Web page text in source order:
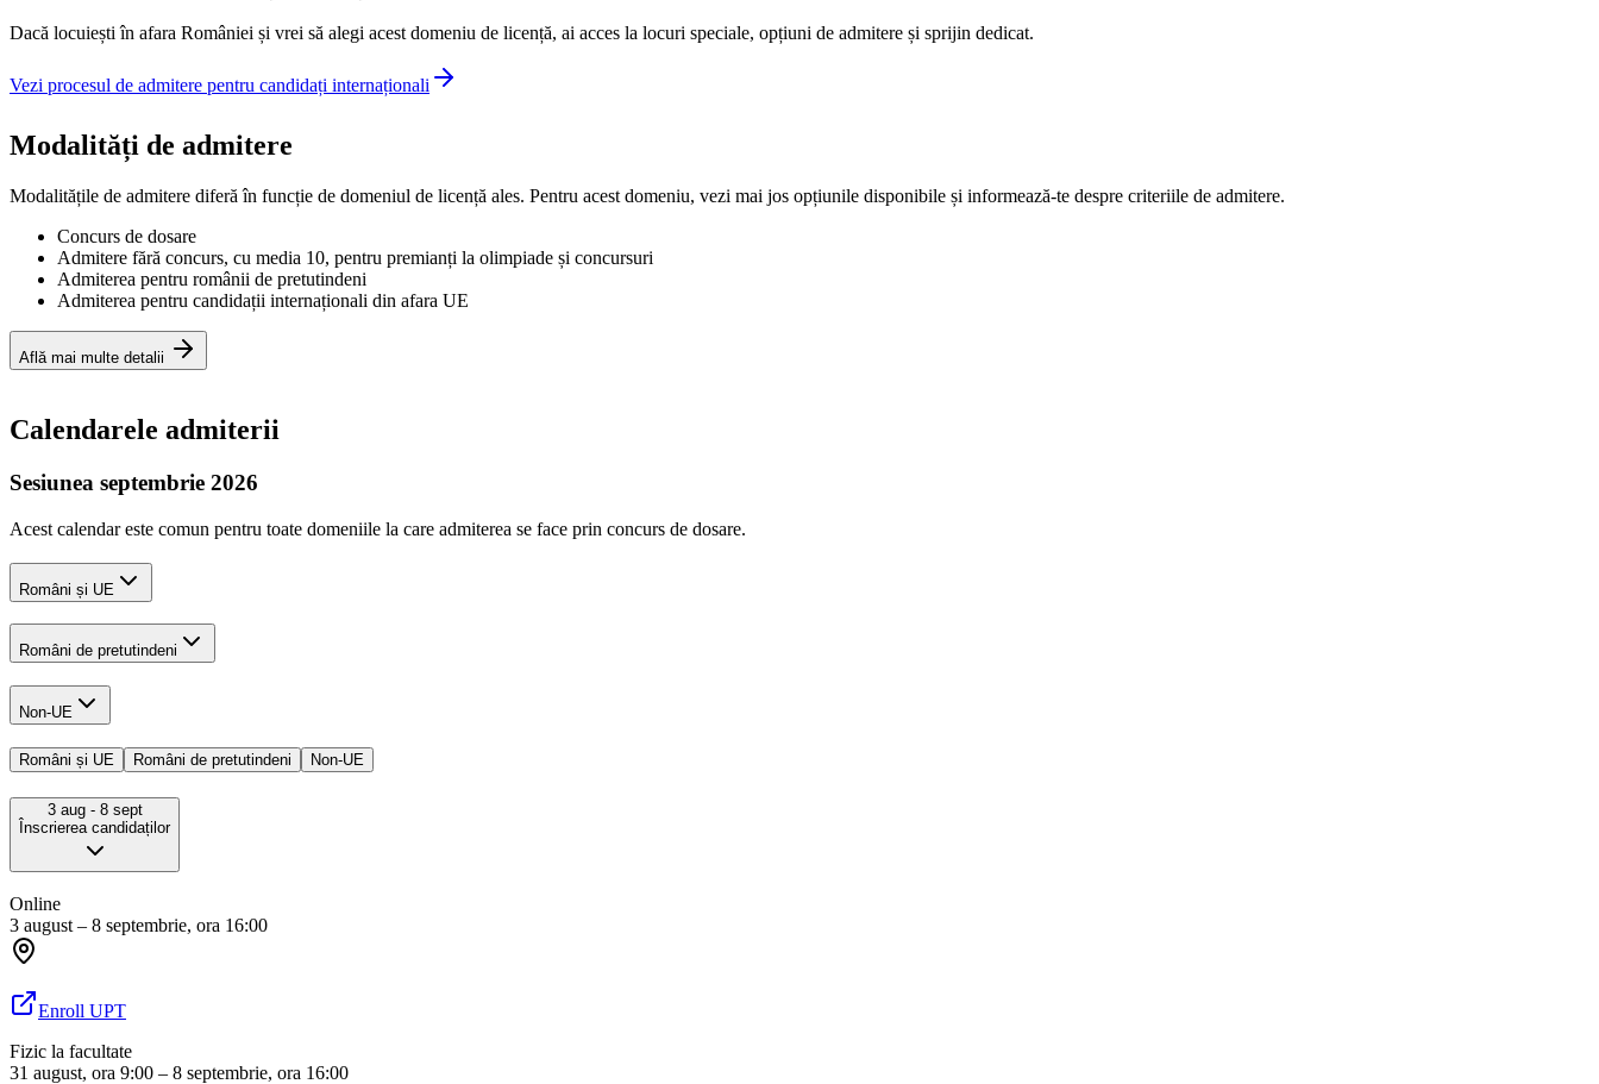
Dacă locuiești în afara României și vrei să alegi acest domeniu de licență, ai acces la locuri speciale, opțiuni de admitere și sprijin dedicat.
Vezi procesul de admitere pentru candidați internaționali
Modalități de admitere
Modalitățile de admitere diferă în funcție de domeniul de licență ales. Pentru acest domeniu, vezi mai jos opțiunile disponibile și informează-te despre criteriile de admitere.
Concurs de dosare
Admitere fără concurs, cu media 10, pentru premianți la olimpiade și concursuri
Admiterea pentru românii de pretutindeni
Admiterea pentru candidații internaționali din afara UE
Află mai multe detalii
Calendarele admiterii
Sesiunea septembrie 2026
Acest calendar este comun pentru toate domeniile la care admiterea se face prin concurs de dosare.
Români și UE
Români de pretutindeni
Non-UE
Români și UE Români de pretutindeni Non-UE
3 aug- 8 sept
Înscrierea candidaților
Online
3 august – 8 septembrie, ora 16:00
Enroll UPT
Fizic la facultate
31 august, ora 9:00 – 8 septembrie, ora 16:00